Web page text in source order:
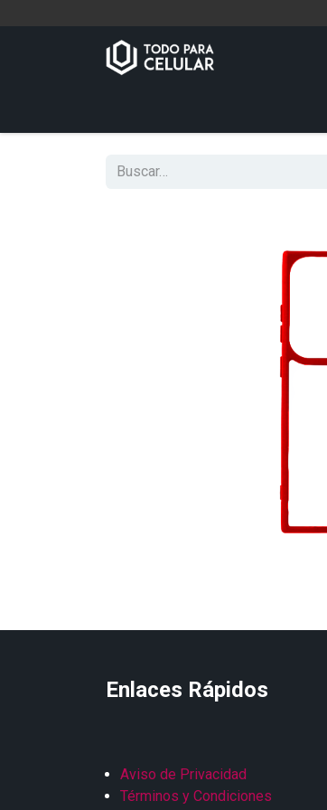
Enlaces Rápidos
Aviso de Privacidad
Términos y Condiciones